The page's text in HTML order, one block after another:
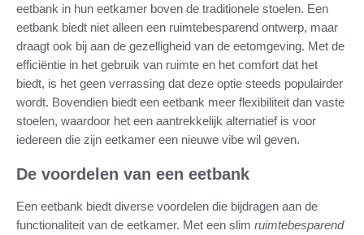
eetbank in hun eetkamer boven de traditionele stoelen. Een
eetbank biedt niet alleen een ruimtebesparend ontwerp, maar
draagt ook bij aan de gezelligheid van de eetomgeving. Met de
efficiëntie in het gebruik van ruimte en het comfort dat het
biedt, is het geen verrassing dat deze optie steeds populairder
wordt. Bovendien biedt een eetbank meer flexibiliteit dan vaste
stoelen, waardoor het een aantrekkelijk alternatief is voor
iedereen die zijn eetkamer een nieuwe vibe wil geven.
De voordelen van een eetbank
Een eetbank biedt diverse voordelen die bijdragen aan de
functionaliteit van de eetkamer. Met een slim ruimtebesparend